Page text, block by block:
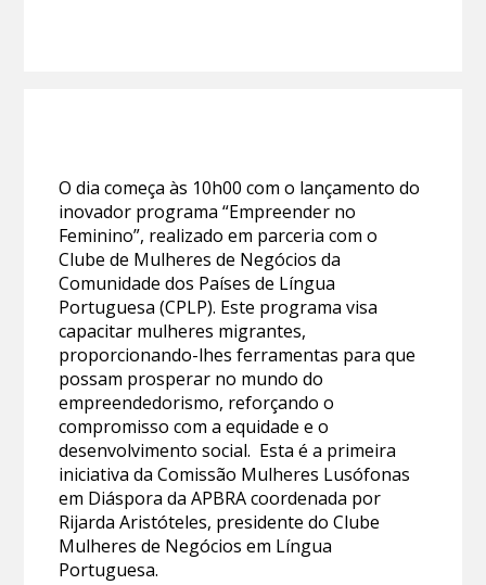
O dia começa às 10h00 com o lançamento do
inovador programa “Empreender no
Feminino”, realizado em parceria com o
Clube de Mulheres de Negócios da
Comunidade dos Países de Língua
Portuguesa (CPLP). Este programa visa
capacitar mulheres migrantes,
proporcionando-lhes ferramentas para que
possam prosperar no mundo do
empreendedorismo, reforçando o
compromisso com a equidade e o
desenvolvimento social. Esta é a primeira
iniciativa da Comissão Mulheres Lusófonas
em Diáspora da APBRA coordenada por
Rijarda Aristóteles, presidente do Clube
Mulheres de Negócios em Língua
Portuguesa.